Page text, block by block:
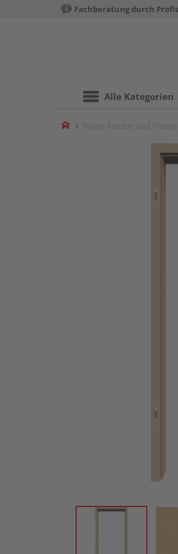
Fachberatung durch Profis
Alle Kategorien
Home